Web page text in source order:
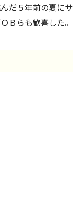
だ５年前の夏にサ
Ｂらも歓喜した。